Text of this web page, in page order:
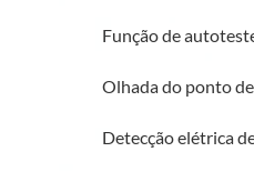
Função de
Olhada do ponto
Detecção elétrica